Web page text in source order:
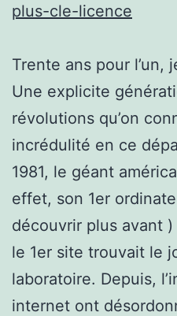
plus-cle-licence
Trente ans pour l’un,
Une explicite
révolutions qu’on
incrédulité en ce
1981, le géant
effet, son 1er
découvrir plus avant
le 1er site trouvait le
laboratoire. Depuis,
internet ont